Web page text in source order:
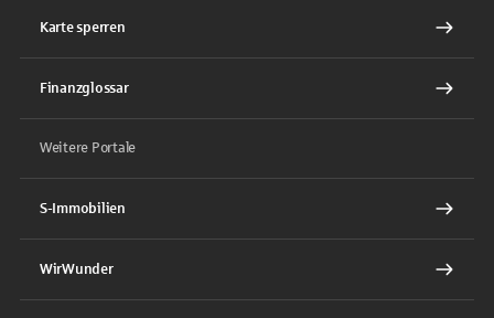
Karte sperren
Finanzglossar
Weitere Portale
S-Immobilien
WirWunder